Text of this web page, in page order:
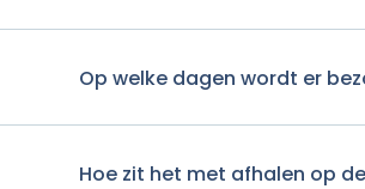
Op welke dagen wordt er
Hoe zit het met afhalen op